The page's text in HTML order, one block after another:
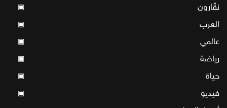
نقّارون ▣
العرب ▣
عالمي ▣
رياضة ▣
حياة ▣
فيديو ▣